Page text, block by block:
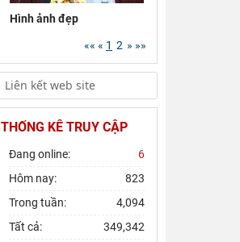
quốc gia …
Viện Hàn
lâm Khoa
lâm Khoa…
Hình ảnh đẹp
«« « 1 2 » »»
THỐNG KÊ TRUY CẬP
Đang online:
6
Hôm nay:
823
Trong tuần:
4,094
Tất cả:
349,342